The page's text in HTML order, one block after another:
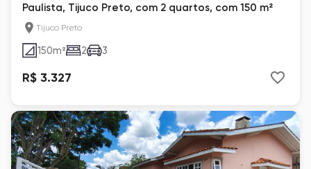
Paulista, Tijuco Preto, com 2 quartos, com 150 m²
Tijuco Preto
150m² 2 3
R$ 3.327